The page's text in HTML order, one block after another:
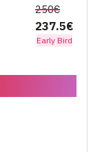
250€
237.5€
Early Bird